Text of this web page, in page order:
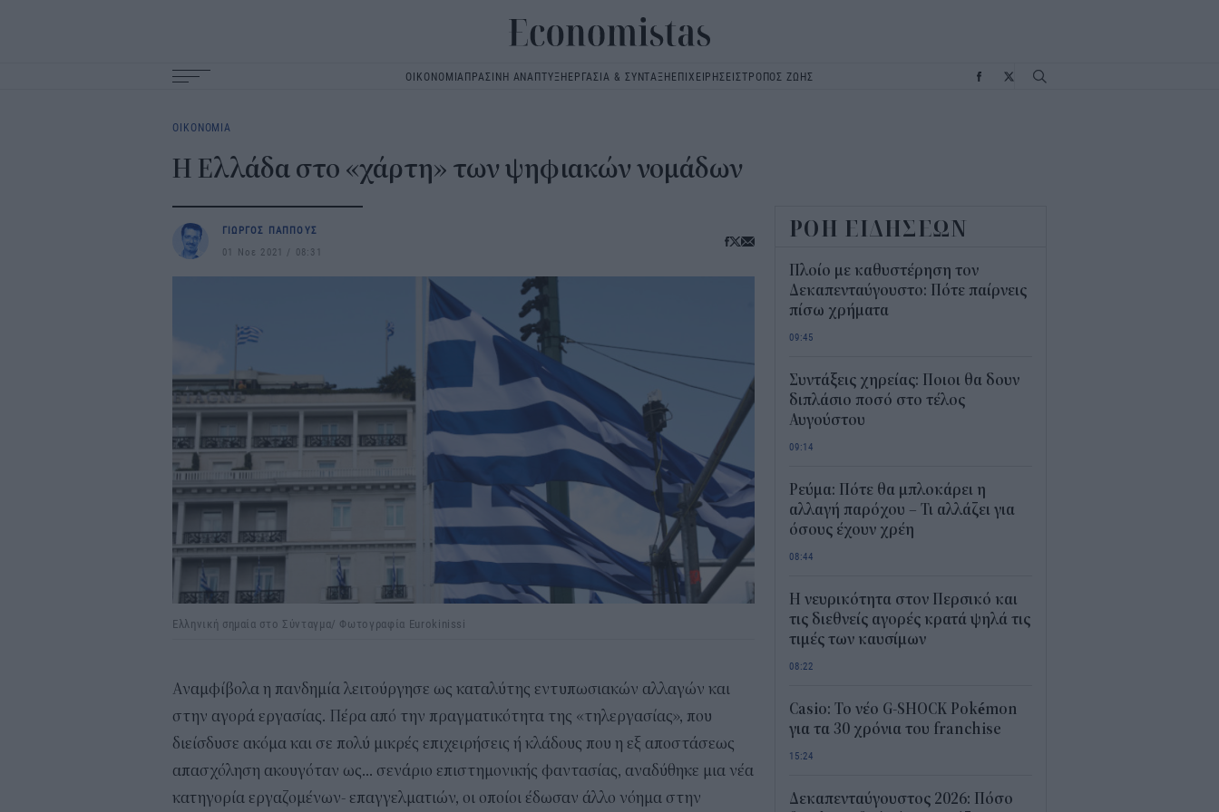
ΟΙΚΟΝΟΜΙΑΠΡΑΣΙΝΗ ΑΝΑΠΤΥΞΗΕΡΓΑΣΙΑ & ΣΥΝΤΑΞΗΕΠΙΧΕΙΡΗΣΕΙΣΤΡΟΠΟΣ ΖΩΗΣ
navigation
ΟΙΚΟΝΟΜΙΑ
Η Ελλάδα στο «χάρτη» των ψηφιακών νομάδων
ΓΙΩΡΓΟΣ ΠΑΠΠΟΥΣ
01 Νοε 2021
08:31
Ελληνική σημαία στο Σύνταγμα/ Φωτογραφία Eurokinissi
Αναμφίβολα η πανδημία λειτούργησε ως καταλύτης εντυπωσιακών αλλαγών και
στην αγορά εργασίας. Πέρα από την πραγματικότητα της «τηλεργασίας», που
διείσδυσε ακόμα και σε πολύ μικρές επιχειρήσεις ή κλάδους που η εξ αποστάσεως
απασχόληση ακουγόταν ως… σενάριο επιστημονικής φαντασίας, αναδύθηκε μια νέα
κατηγορία εργαζομένων- επαγγελματιών, οι οποίοι έδωσαν άλλο νόημα στην
ΡΟΗ ΕΙΔΗΣΕΩΝ
Πλοίο με καθυστέρηση τον
Δεκαπενταύγουστο: Πότε παίρνεις
πίσω χρήματα
09:45
Συντάξεις χηρείας: Ποιοι θα δουν
διπλάσιο ποσό στο τέλος
Αυγούστου
09:14
Ρεύμα: Πότε θα μπλοκάρει η
αλλαγή παρόχου – Τι αλλάζει για
όσους έχουν χρέη
08:44
Η νευρικότητα στον Περσικό και
τις διεθνείς αγορές κρατά ψηλά τις
τιμές των καυσίμων
08:22
Casio: Το νέο G-SHOCK Pokémon
για τα 30 χρόνια του franchise
15:24
Δεκαπενταύγουστος 2026: Πόσο